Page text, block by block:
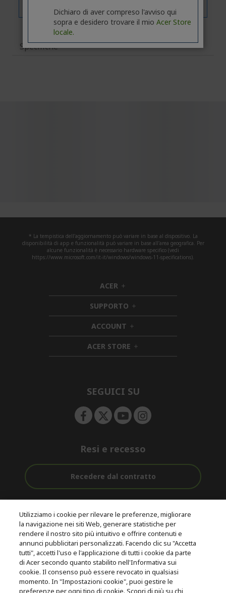
Specifiche
* La tempistica dell'aggiornamento può variare in base al dispositivo. La
disponibilità di app e funzionalità può variare in base all'area geografica. Per
alcune funzionalità è necessario hardware specifico (vedi
https://www.microsoft.com/it-it/windows/windows-11-specifications).
ACER h
i
d
d
e
n
SUPPORTO h
i
d
d
e
n
ACCOUNT h
i
d
d
ACER STORE h
i
e
SEGUICI SU
Resi e recesso
Recedere dal contratto
Gratuita
Assistenza
pre e post
acquisto
Con 0% Di
Tasso
D'interesse
© 2026 Acer Inc.
CPYou B.V. è il rivenditore autorizzato dei prodotti Acer venduti in
questo negozio online.
Utilizziamo i cookie per rilevare le preferenze, migliorare
la navigazione nei siti Web, generare statistiche per
rendere il nostro sito più intuitivo e offrire contenuti e
annunci pubblicitari personalizzati. Facendo clic su "Accetta
tutti", accetti l'uso e l'applicazione di tutti i cookie da parte
di Acer secondo quanto stabilito nell'Informativa sui
cookie. Il consenso può essere revocato in qualsiasi
momento. In "Impostazioni cookie", puoi gestire le
preferenze per ogni tipo di cookie. Scopri di più su chi
Dichiaro di aver compreso l'avviso qui
sopra e desidero trovare il mio Acer Store
locale.